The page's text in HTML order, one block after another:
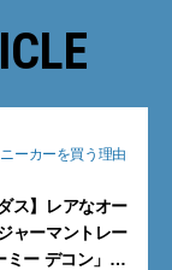
ス】レアなオー
ャーマントレー
ー デコン」